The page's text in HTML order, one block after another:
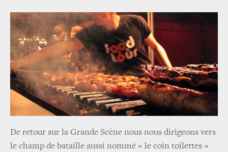
De retour sur la Grande Scène nous nous dirigeons vers
le champ de bataille aussi nommé « le coin toilettes »